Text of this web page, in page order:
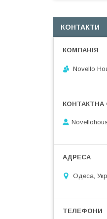
КОНТАКТИ
Novello
Одеса,